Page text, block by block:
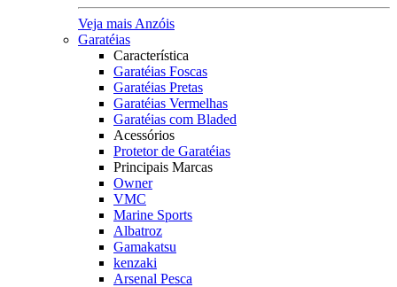
Veja mais Anzóis
Garatéias
Característica
Garatéias Foscas
Garatéias Pretas
Garatéias Vermelhas
Garatéias com Bladed
Acessórios
Protetor de Garatéias
Principais Marcas
Owner
VMC
Marine Sports
Albatroz
Gamakatsu
kenzaki
Arsenal Pesca